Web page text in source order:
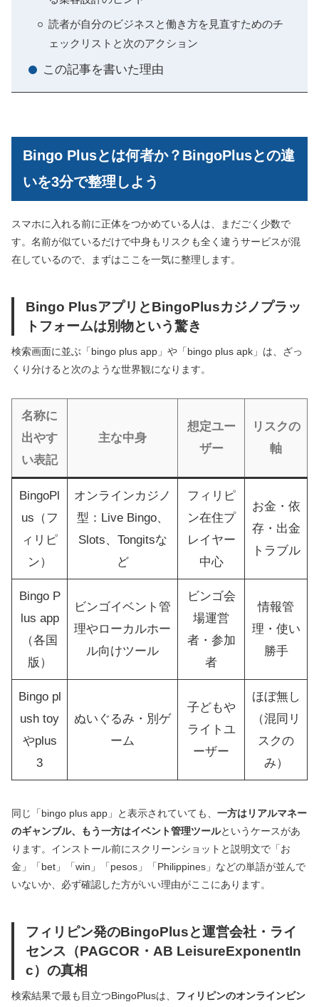
読者が自分のビジネスと働き方を見直すためのチ
ェックリストと次のアクション
この記事を書いた理由
Bingo Plusとは何者か？BingoPlusとの違
いを3分で整理しよう
スマホに入れる前に正体をつかめている人は、まだごく少数で
す。名前が似ているだけで中身もリスクも全く違うサービスが混
在しているので、まずはここを一気に整理します。
Bingo PlusアプリとBingoPlusカジノプラッ
トフォームは別物という驚き
検索画面に並ぶ「bingo plus app」や「bingo plus apk」は、ざっ
くり分けると次のような世界観になります。
名称に
出やす
い表記
主な中身
想定ユー
ザー
リスクの
軸
BingoPl
us（フ
ィリピ
ン）
オンラインカジノ
型：Live Bingo、
Slots、Tongitsな
ど
フィリピ
ン在住プ
レイヤー
中心
お金・依
存・出金
トラブル
Bingo P
lus app
（各国
版）
ビンゴイベント管
理やローカルホー
ル向けツール
ビンゴ会
場運営
者・参加
者
情報管
理・使い
勝手
Bingo pl
ush toy
やplus
3
ぬいぐるみ・別ゲ
ーム
子どもや
ライトユ
ーザー
ほぼ無し
（混同リ
スクの
み）
同じ「bingo plus app」と表示されていても、 一方はリアルマネー
のギャンブル、もう一方はイベント管理ツールというケースがあ
ります。インストール前にスクリーンショットと説明文で「お
金」「bet」「win」「pesos」「Philippines」などの単語が並んで
いないか、必ず確認した方がいい理由がここにあります。
フィリピン発のBingoPlusと運営会社・ライ
センス（PAGCOR・AB LeisureExponentIn
c）の真相
検索結果で最も目立つBingoPlusは、 フィリピンのオンラインビン